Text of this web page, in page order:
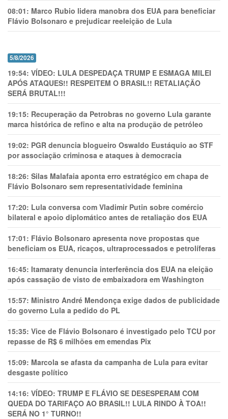
08:01: Marco Rubio lidera manobra dos EUA para beneficiar
Flávio Bolsonaro e prejudicar reeleição de Lula
5/8/2026
19:54: VÍDEO: LULA DESPEDAÇA TRUMP E ESMAGA MILEI
APÓS ATAQUES!! RESPEITEM O BRASIL!! RETALIAÇÃO
SERÁ BRUTAL!!!
19:15: Recuperação da Petrobras no governo Lula garante
marca histórica de refino e alta na produção de petróleo
19:02: PGR denuncia blogueiro Oswaldo Eustáquio ao STF
por associação criminosa e ataques à democracia
18:26: Silas Malafaia aponta erro estratégico em chapa de
Flávio Bolsonaro sem representatividade feminina
17:20: Lula conversa com Vladimir Putin sobre comércio
bilateral e apoio diplomático antes de retaliação dos EUA
17:01: Flávio Bolsonaro apresenta nove propostas que
beneficiam os EUA, ricaços, ultraprocessados e petrolíferas
16:45: Itamaraty denuncia interferência dos EUA na eleição
após cassação de visto de embaixadora em Washington
15:57: Ministro André Mendonça exige dados de publicidade
do governo Lula a pedido do PL
15:35: Vice de Flávio Bolsonaro é investigado pelo TCU por
repasse de R$ 6 milhões em emendas Pix
15:09: Marcola se afasta da campanha de Lula para evitar
desgaste político
14:16: VÍDEO: TRUMP E FLÁVIO SE DESESPERAM COM
QUEDA DO TARIFAÇO AO BRASIL!! LULA RINDO À TOA!!
SERÁ NO 1° TURNO!!